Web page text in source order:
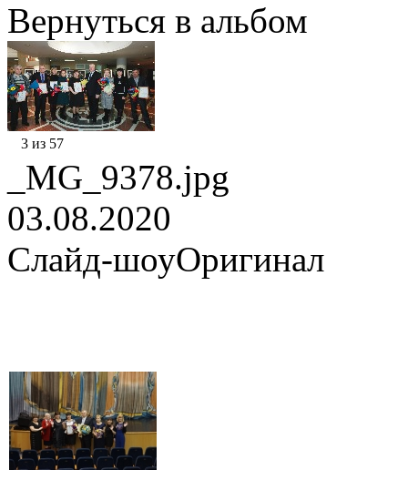
Вернуться в альбом
3 из 57
_MG_9378.jpg
03.08.2020
Слайд-шоуОригинал